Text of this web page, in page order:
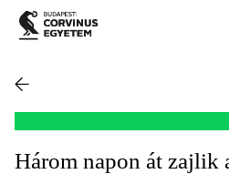
Három napon át zajlik